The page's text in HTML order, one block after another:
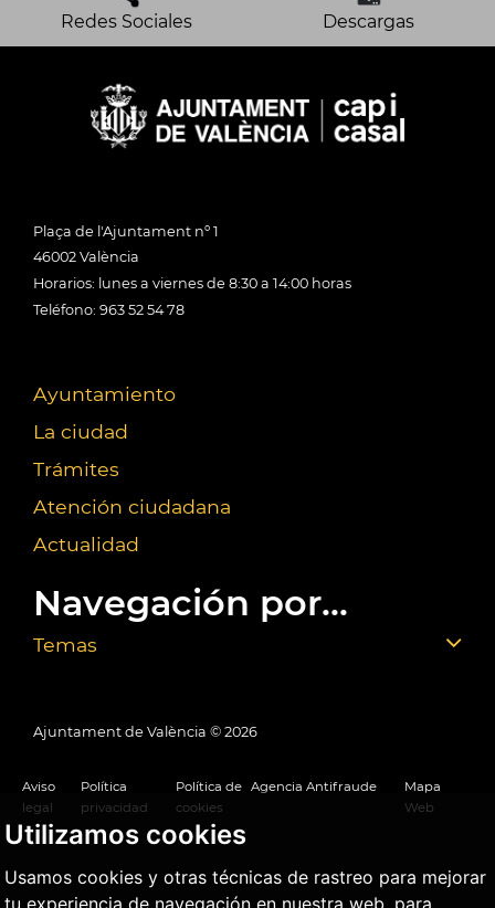
Utilizamos cookies
Usamos cookies y otras técnicas de rastreo para mejorar
tu experiencia de navegación en nuestra web, para
Redes Sociales Descargas
Plaça de l'Ajuntament nº 1
46002 València
Horarios: lunes a viernes de 8:30 a 14:00 horas
Teléfono: 963 52 54 78
Ayuntamiento
La ciudad
Trámites
Atención ciudadana
Actualidad
Navegación por...
Temas
Ajuntament de València © 2026
Aviso
legal
Política
privacidad
Política de
cookies
Agencia Antifraude
Mapa
Web